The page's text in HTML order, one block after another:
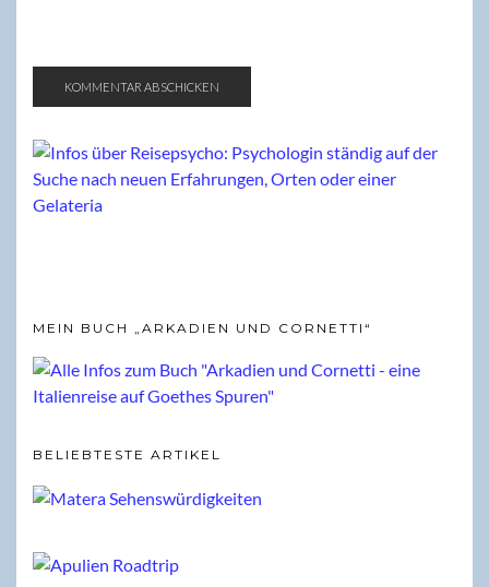
MEIN BUCH „ARKADIEN UND CORNETTI“
BELIEBTESTE ARTIKEL